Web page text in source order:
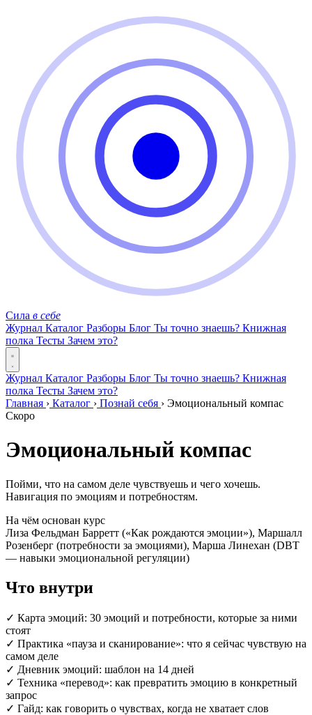
Сила в себе
Журнал Каталог Разборы Блог Ты точно знаешь? Книжная
полка Тесты Зачем это?
Журнал Каталог Разборы Блог Ты точно знаешь? Книжная
полка Тесты Зачем это?
Главная › Каталог › Познай себя › Эмоциональный компас
Скоро
Эмоциональный компас
Пойми, что на самом деле чувствуешь и чего хочешь.
Навигация по эмоциям и потребностям.
На чём основан курс
Лиза Фельдман Барретт («Как рождаются эмоции»), Маршалл
Розенберг (потребности за эмоциями), Марша Линехан (DBT
— навыки эмоциональной регуляции)
Что внутри
✓ Карта эмоций: 30 эмоций и потребности, которые за ними
стоят
✓ Практика «пауза и сканирование»: что я сейчас чувствую на
самом деле
✓ Дневник эмоций: шаблон на 14 дней
✓ Техника «перевод»: как превратить эмоцию в конкретный
запрос
✓ Гайд: как говорить о чувствах, когда не хватает слов